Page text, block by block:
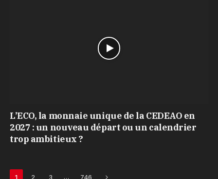
L’ECO, la monnaie unique de la CEDEAO en
2027 : un nouveau départ ou un calendrier
trop ambitieux ?
1 2 3 … 746 Next